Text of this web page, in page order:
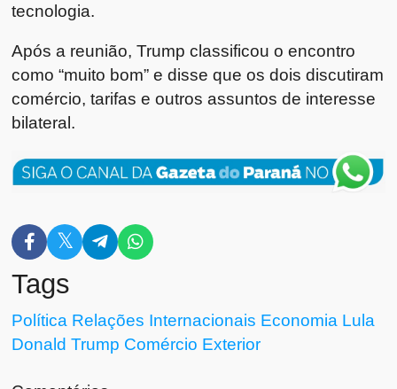
tecnologia.
Após a reunião, Trump classificou o encontro
como “muito bom” e disse que os dois discutiram
comércio, tarifas e outros assuntos de interesse
bilateral.
Tags
Política Relações Internacionais Economia Lula
Donald Trump Comércio Exterior